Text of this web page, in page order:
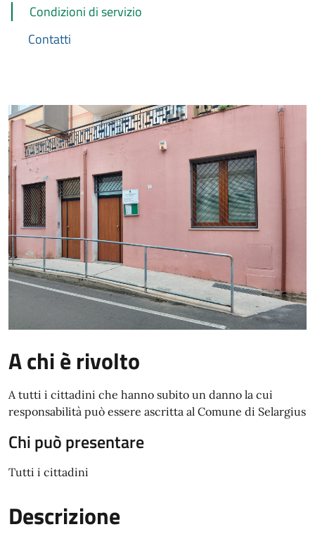
Condizioni di servizio
Contatti
A chi è rivolto
A tutti i cittadini che hanno subito un danno la cui
responsabilità può essere ascritta al Comune di Selargius
Chi può presentare
Tutti i cittadini
Descrizione